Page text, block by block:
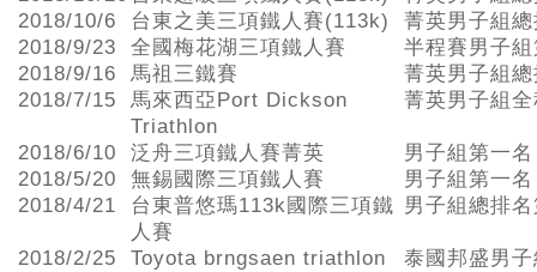
2018/10/6
台東之美三項鐵人賽(113k)
菁英男子組
2018/9/23
全國梅花湖三項鐵人賽
半程賽男子
2018/9/16
馬祖三鐵賽
菁英男子組
2018/7/15
馬來西亞Port Dickson
Triathlon
菁英男子組
2018/6/10 泛舟三項鐵人賽菁英
男子組第一名
2018/5/20
無錫國際三項鐵人賽
男子組第一名
2018/4/21
台東普悠瑪113k國際三項鐵
人賽
男子組總排
2018/2/25 Toyota brngsaen triathlon
泰國邦盛男